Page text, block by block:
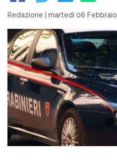
Redazione martedì 06